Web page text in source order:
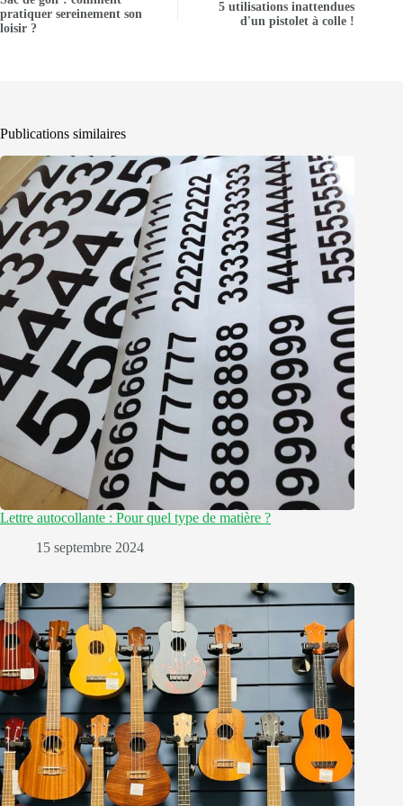
pratiquer sereinement son
loisir ?
5 utilisations inattendues
d'un pistolet à colle !
Publications similaires
Lettre autocollante : Pour quel type de matière ?
15 septembre 2024